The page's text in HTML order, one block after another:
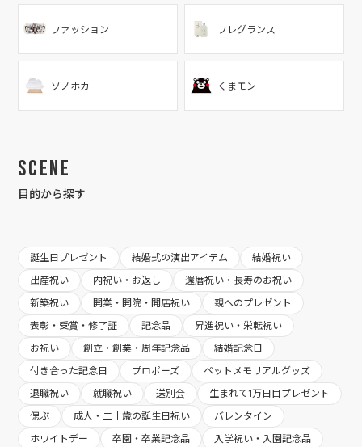
ファッション フレグランス
ソノホカ くまモン
Scene
目的から探す
誕生日プレゼント 結婚式の演出アイテム
結婚祝い
出産祝い
内祝い・お返し
還暦祝い・長寿のお祝い
新築祝い
開業・開院・開店祝い
親へのプレゼント
表彰・受賞・修了証
記念品
昇進祝い・栄転祝い
お祝い
創立・創業・周年記念品
結婚記念日
付き合った記念日
プロポーズ
ペットメモリアルグッズ
退職祝い
就職祝い 送別会
生まれて1万日目プレゼント
偲ぶ
成人・二十歳の誕生日祝い
バレンタイン
ホワイトデー
卒園・卒業記念品
入学祝い・入園記念品